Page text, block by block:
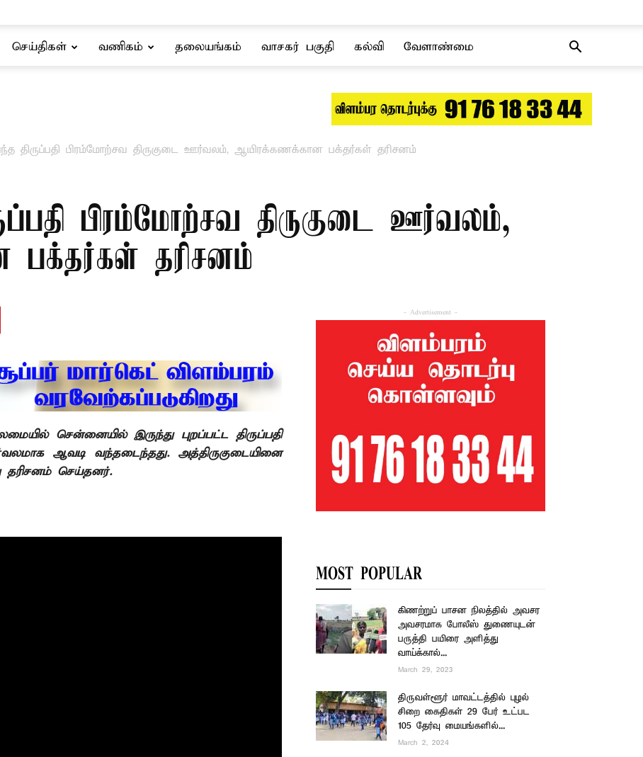
செய்திகள் வணிகம் தலையங்கம் வாசகர் பகுதி கல்வி வேளாண்மை
திருப்பதி பிரம்மோற்சவ திருகுடை ஊர்வலம், ஆயிரக்கணக்கான பக்தர்கள் தரிசனம்
பிரம்மோற்சவ திருகுடை ஊர்வலம்,
தரிசனம்
சென்னையில் இருந்து புறப்பட்ட திருப்பதி
ஆவடி வந்தடைந்தது. அத்திருகுடையினை
செய்தனர்.
- Advertisement -
MOST POPULAR
கிணற்றுப் பாசன நிலத்தில் அவசர
அவசரமாக போலீஸ் துணையுடன்
பருத்தி பயிரை அளித்து
வாய்க்கால்...
March 29, 2023
திருவள்ளூர் மாவட்டத்தில் புழல்
சிறை கைதிகள் 29 பேர் உட்பட
105 தேர்வு மையங்களில்...
March 2, 2024